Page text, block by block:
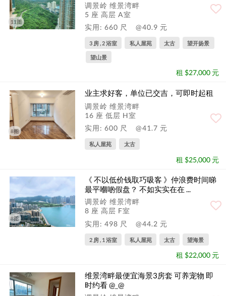
11图
调景岭 维景湾畔
5 座 高层 A室
实用: 660 尺
@40.9 元
3 房 , 2 浴室 私人屋苑 太古 望开扬景
望山景
租 $27,000 元
8图
业主求好客，单位已交吉，可即时起租
调景岭 维景湾畔
16 座 低层 H室
实用: 600 尺
@41.7 元
私人屋苑 太古
租 $25,000 元
8图
《 不以低价钱取巧吸客 》仲浪费时间睇
最平嗰啲假盘？ 不如实实在在 ...
调景岭 维景湾畔
8 座 高层 F室
实用: 498 尺
@44.2 元
2 房 , 1 浴室 私人屋苑 太古 望海景
租 $22,000 元
维景湾畔最便宜海景3房套 可养宠物 即
时约看 @_@